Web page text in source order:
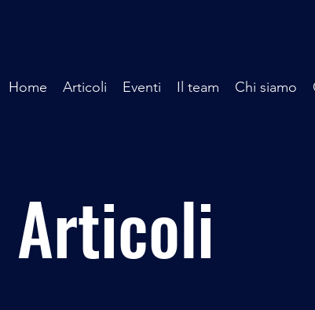
Home Articoli Eventi Il team Chi siamo
Articoli